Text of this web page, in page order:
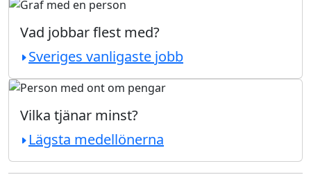
Vad jobbar flest med?
Sveriges vanligaste jobb
Vilka tjänar minst?
Lägsta medellönerna